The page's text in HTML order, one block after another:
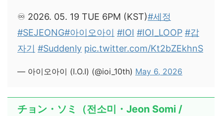
♾️ 2026. 05. 19 TUE 6PM (KST)#세정
#SEJEONG#아이오아이 #IOI #IOI_LOOP #갑
자기 #Suddenly pic.twitter.com/Kt2bZEkhnS
— 아이오아이 (I.O.I) (@ioi_10th) May 6, 2026
チョン・ソミ（전소미・Jeon Somi /